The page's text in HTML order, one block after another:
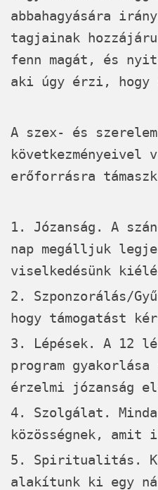
abbahagyására
tagjainak
fenn magát, és
aki úgy érzi, hogy
A szex- és
következményeivel
erőforrásra
1. Józanság. A
nap megálljuk
viselkedésünk
2. Szponzorálás/
hogy támogatást
3. Lépések. A 12
program
érzelmi józanság
4. Szolgálat.
közösségnek, amit
5. Spiritualitás.
alakítunk ki egy